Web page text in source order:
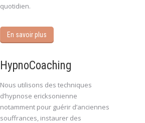
quotidien.
En savoir plus
HypnoCoaching
Nous utilisons des techniques
d’hypnose ericksonienne
notamment pour guérir d’anciennes
souffrances, instaurer des